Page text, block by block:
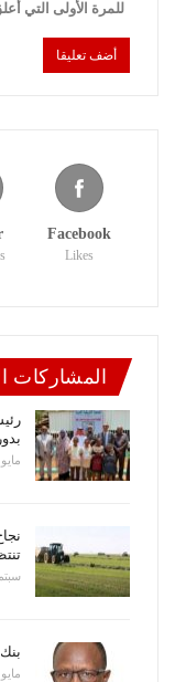
للمرة الأولى التي
Facebook
Likes
المشاركات
مايو 11, 2026
سبتمبر
مايو 29, 2024